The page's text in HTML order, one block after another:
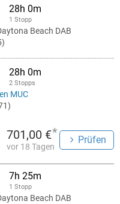
28h 0m
1 Stopp
Beach DAB
28h 0m
2 Stopps
MUC
701,00 €*
vor 18 Tagen
Prüfen
7h 25m
1 Stopp
Beach DAB